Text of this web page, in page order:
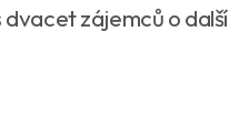
zájemců o